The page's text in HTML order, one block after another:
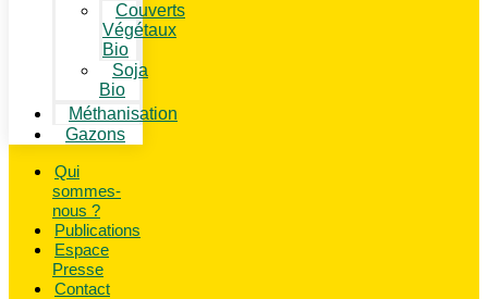
Couverts
Végétaux
Bio
Soja
Bio
Méthanisation
Gazons
Qui
sommes-
nous ?
Publications
Espace
Presse
Contact